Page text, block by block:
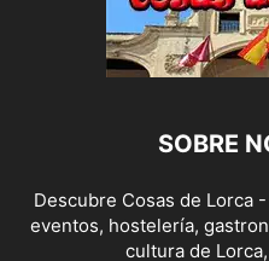
SOBRE
Descubre Cosas de Lorca
eventos, hostelería,
cultura de